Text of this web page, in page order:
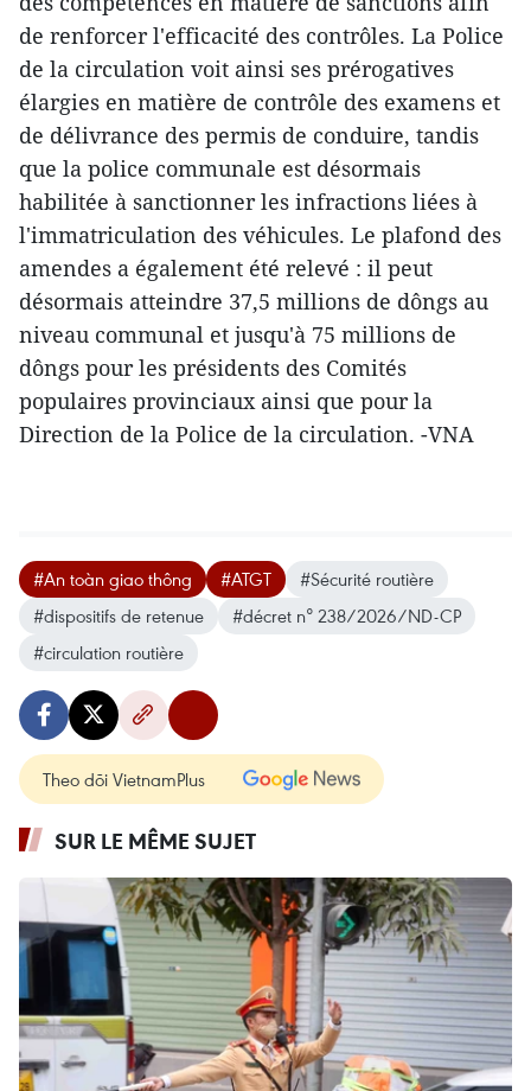
de renforcer l'efficacité des contrôles. La Police
de la circulation voit ainsi ses prérogatives
élargies en matière de contrôle des examens et
de délivrance des permis de conduire, tandis
que la police communale est désormais
habilitée à sanctionner les infractions liées à
l'immatriculation des véhicules. Le plafond des
amendes a également été relevé : il peut
désormais atteindre 37,5 millions de dôngs au
niveau communal et jusqu'à 75 millions de
dôngs pour les présidents des Comités
populaires provinciaux ainsi que pour la
Direction de la Police de la circulation. -VNA
#An toàn giao thông #ATGT
#Sécurité routière
#dispositifs de retenue
#décret n° 238/2026/ND-CP
#circulation routière
Theo dõi VietnamPlus
SUR LE MÊME SUJET